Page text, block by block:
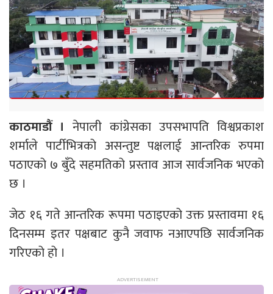
काठमाडौं । नेपाली कांग्रेसका उपसभापति विश्वप्रकाश
शर्माले पार्टीभित्रको असन्तुष्ट पक्षलाई आन्तरिक रुपमा
पठाएको ७ बुँदे सहमतिको प्रस्ताव आज सार्वजनिक भएको
छ ।
जेठ १६ गते आन्तरिक रूपमा पठाइएको उक्त प्रस्तावमा १६
दिनसम्म इतर पक्षबाट कुनै जवाफ नआएपछि सार्वजनिक
गरिएको हो ।